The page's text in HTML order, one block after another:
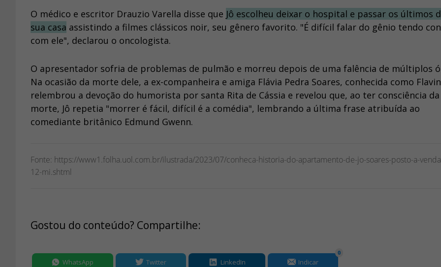
O médico e escritor Drauzio Varella disse que Jô escolheu deixar o hospital e passar os últimos
sua casa assistindo a filmes clássicos noir, seu gênero favorito. "É difícil falar do gênio tendo
com ele", declarou o oncologista.
O apresentador sofria de problemas de pulmão e morreu depois de uma falência de múltiplos
Na ocasião da morte dele, a ex-companheira e amiga Flávia Pedra Soares, conhecida como
relembrou a devoção do humorista por santa Rita de Cássia e revelou que, ao ter consciência da
morte, Jô repetia "morrer é fácil, difícil é a comédia", lembrando a última frase atribuída ao
comediante britânico Edmund Gwenn.
Fonte: https://www1.folha.uol.com.br/ilustrada/2023/07/conheca-historia-do-apartamento-de-jo-soares-posto-a-
12-mi.shtml
Gostou do conteúdo? Compartilhe:
WhatsApp Twitter LinkedIn Indicar
0